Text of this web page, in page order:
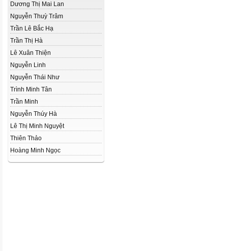
Dương Thị Mai Lan
Nguyễn Thuỳ Trâm
Trần Lê Bắc Hạ
Trần Thị Hà
Lê Xuân Thiện
Nguyễn Linh
Nguyễn Thái Như
Trình Minh Tân
Trần Minh
Nguyễn Thúy Hà
Lê Thị Minh Nguyệt
Thiên Thảo
Hoàng Minh Ngọc